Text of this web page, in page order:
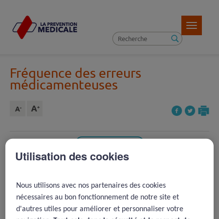
Toggle
Fréquence des erreurs
médicamenteuses
REVENIR À LA LISTE D'ARTICLES
2016 -Venue aux urgences
Utilisation des cookies
Nous utilisons avec nos partenaires des cookies
nécessaires au bon fonctionnement de notre site et
d'autres utiles pour améliorer et personnaliser votre